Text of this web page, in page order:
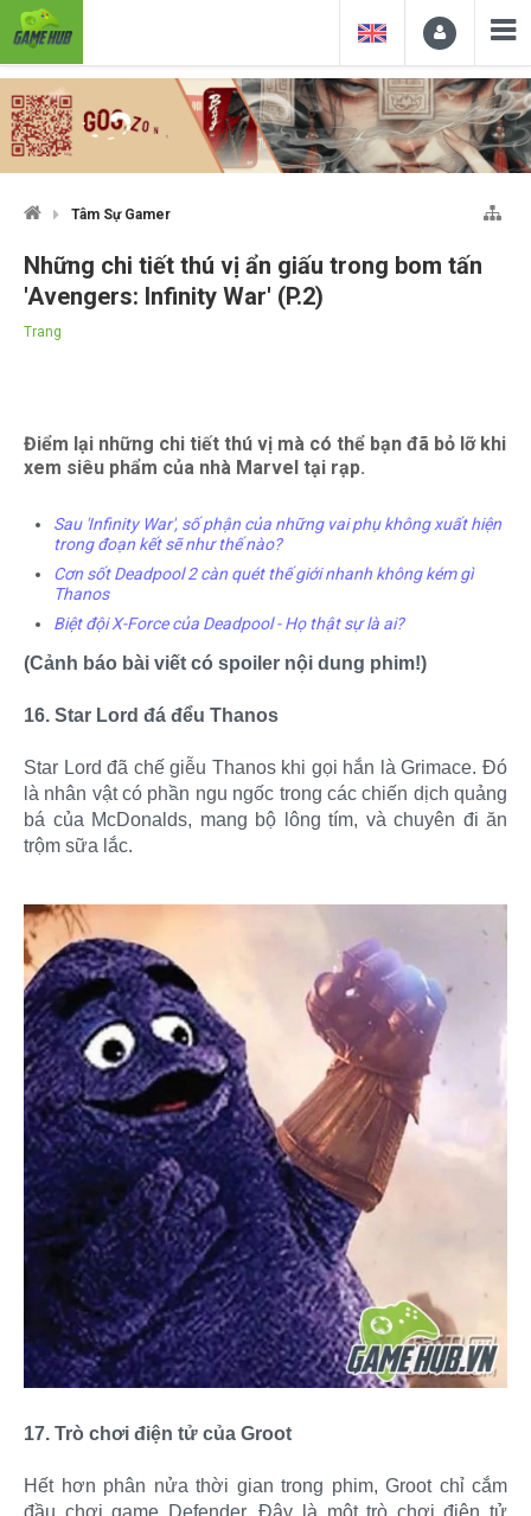
Tâm Sự Gamer
Những chi tiết thú vị ẩn giấu trong bom tấn
'Avengers: Infinity War' (P.2)
Trang
Điểm lại những chi tiết thú vị mà có thể bạn đã bỏ lỡ khi
xem siêu phẩm của nhà Marvel tại rạp.
Sau 'Infinity War', số phận của những vai phụ không xuất hiện
trong đoạn kết sẽ như thế nào?
Cơn sốt Deadpool 2 càn quét thế giới nhanh không kém gì
Thanos
Biệt đội X-Force của Deadpool - Họ thật sự là ai?
(Cảnh báo bài viết có spoiler nội dung phim!)
16. Star Lord đá đểu Thanos
Star Lord đã chế giễu Thanos khi gọi hắn là Grimace. Đó
là nhân vật có phần ngu ngốc trong các chiến dịch quảng
bá của McDonalds, mang bộ lông tím, và chuyên đi ăn
trộm sữa lắc.
17. Trò chơi điện tử của Groot
Hết hơn phân nửa thời gian trong phim, Groot chỉ cắm
đầu chơi game Defender. Đây là một trò chơi điện tử